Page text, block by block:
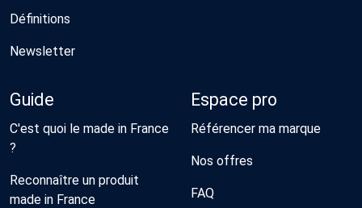
Définitions
Newsletter
Guide
C'est quoi le made in France
?
Reconnaître un produit
made in France
Espace pro
Référencer ma marque
Nos offres
FAQ